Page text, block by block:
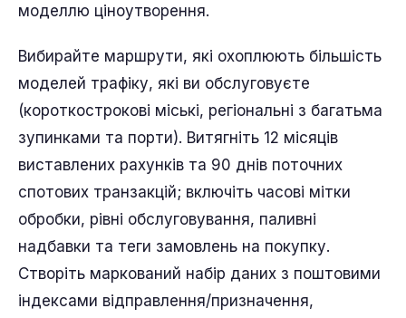
моделлю ціноутворення.
Вибирайте маршрути, які охоплюють більшість
моделей трафіку, які ви обслуговуєте
(короткострокові міські, регіональні з багатьма
зупинками та порти). Витягніть 12 місяців
виставлених рахунків та 90 днів поточних
спотових транзакцій; включіть часові мітки
обробки, рівні обслуговування, паливні
надбавки та теги замовлень на покупку.
Створіть маркований набір даних з поштовими
індексами відправлення/призначення,